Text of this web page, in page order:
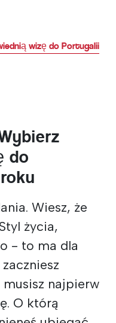
wizę do Portugalii w
do
Wiesz, że
życia,
- to ma dla
najpierw
O którą